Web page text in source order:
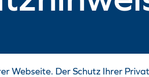
Webseite. Der Schutz Ihrer